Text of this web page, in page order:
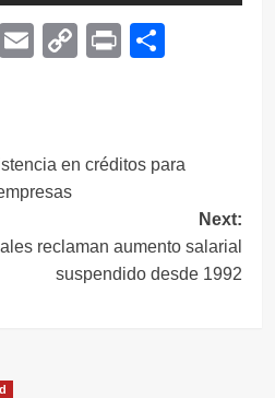
EmailCopy
Print
en créditos para
Next:
reclaman aumento salarial
suspendido desde 1992